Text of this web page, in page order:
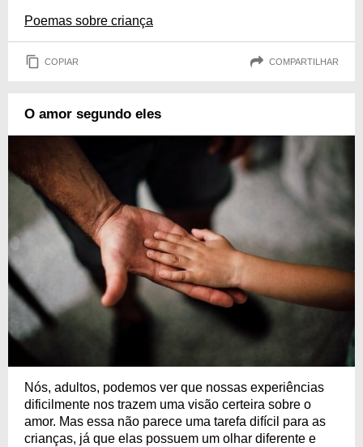
Poemas sobre criança
COPIAR COMPARTILHAR
O amor segundo eles
Nós, adultos, podemos ver que nossas experiências
dificilmente nos trazem uma visão certeira sobre o
amor. Mas essa não parece uma tarefa difícil para as
crianças, já que elas possuem um olhar diferente e